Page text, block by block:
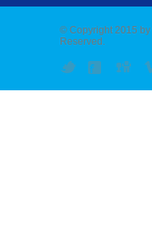
© Copyright 2015 by
Reserved.